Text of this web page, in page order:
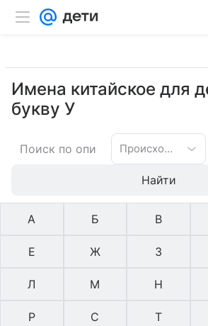
Имена китайское для
букву У
Происхождение имени
Найти
А Б В
Е Ж З
Л М Н
Р С Т